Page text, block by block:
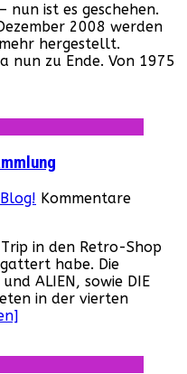
nun ist es geschehen.
2008 werden
hergestellt.
nun zu Ende. Von 1975
Blog! Kommentare
in den Retro-Shop
habe. Die
ALIEN, sowie DIE
in der vierten